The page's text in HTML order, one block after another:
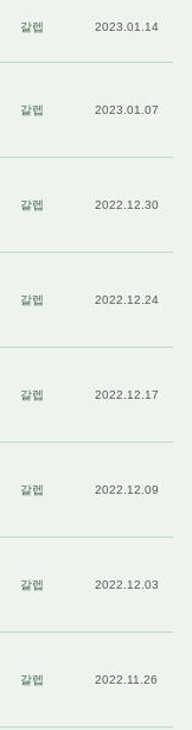
갈렙 2023.01.14
갈렙 2023.01.07
갈렙 2022.12.30
갈렙 2022.12.24
갈렙 2022.12.17
갈렙 2022.12.09
갈렙 2022.12.03
갈렙 2022.11.26